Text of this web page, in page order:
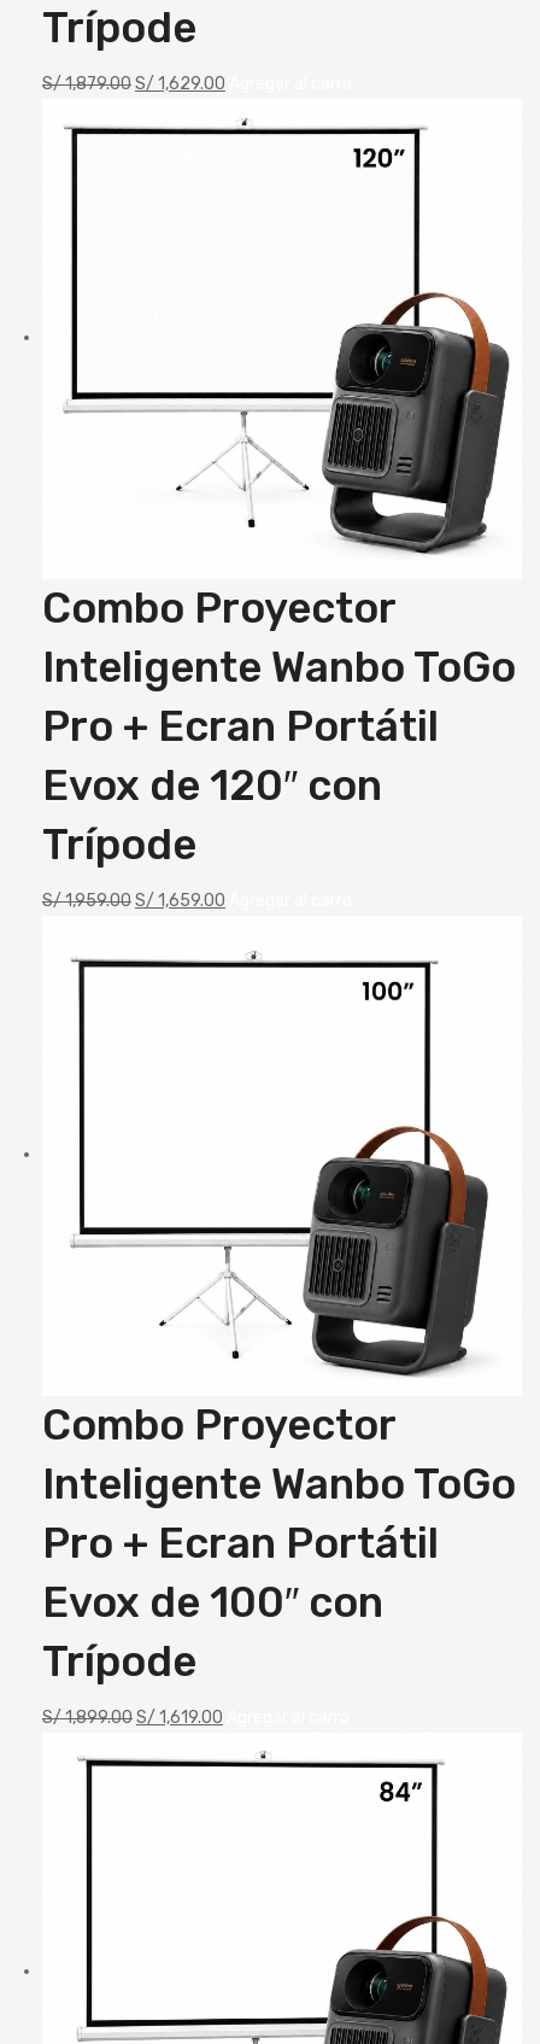
Trípode
S/1,879.00S/ 1,629.00
Combo Proyector
Inteligente Wanbo ToGo
Pro + Ecran Portátil
Evox de 120″ con
Trípode
S/1,959.00S/ 1,659.00
Combo Proyector
Inteligente Wanbo ToGo
Pro + Ecran Portátil
Evox de 100″ con
Trípode
S/1,899.00S/ 1,619.00